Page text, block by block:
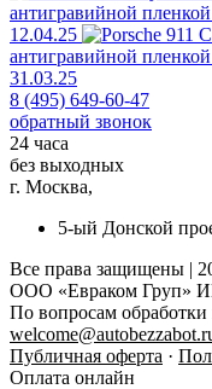
антигравийной пленкой
12.04.25
антигравийной пленкой
31.03.25
8 (495) 649-60-47
обратный звонок
24 часа
без выходных
г. Москва,
5-ый Донской
Все права защищены |
ООО «Евраком Груп»
По вопросам
Публичная оферта ·
Оплата онлайн